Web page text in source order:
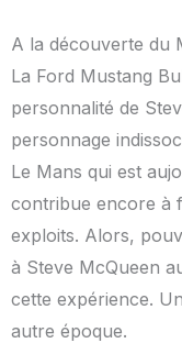
A la découverte du
La Ford Mustang
personnalité de
personnage
Le Mans qui est
contribue encore à
exploits. Alors,
à Steve McQueen
cette expérience.
autre époque.